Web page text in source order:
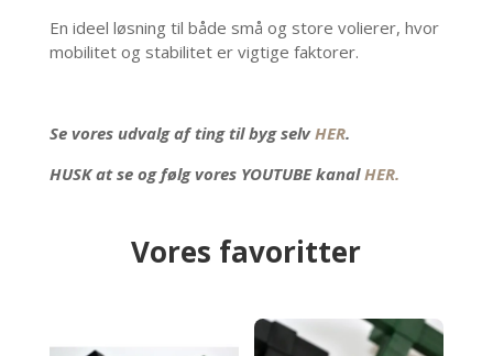
En ideel løsning til både små og store volierer, hvor
mobilitet og stabilitet er vigtige faktorer.
Se vores udvalg af ting til byg selvHER.
HUSK at se og følg vores YOUTUBE kanalHER.
Vores favoritter